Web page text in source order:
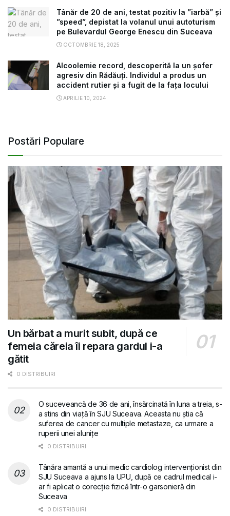
Tânăr de 20 de ani, testat pozitiv la ”iarbă” și
”speed”, depistat la volanul unui autoturism
pe Bulevardul George Enescu din Suceava
OCTOMBRIE 18, 2025
Alcoolemie record, descoperită la un șofer
agresiv din Rădăuți. Individul a produs un
accident rutier și a fugit de la fața locului
APRILIE 10, 2024
Postări Populare
Un bărbat a murit subit, după ce
femeia căreia îi repara gardul i-a
gătit
0 DISTRIBUIRI
O suceveancă de 36 de ani, însărcinată în luna a treia, s-
a stins din viață în SJU Suceava. Aceasta nu știa că
suferea de cancer cu multiple metastaze, ca urmare a
ruperii unei alunițe
0 DISTRIBUIRI
Tânăra amantă a unui medic cardiolog intervenționist din
SJU Suceava a ajuns la UPU, după ce cadrul medical i-
ar fi aplicat o corecție fizică într-o garsonieră din
Suceava
0 DISTRIBUIRI